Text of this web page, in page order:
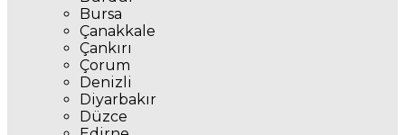
Bursa
Çanakkale
Çankırı
Çorum
Denizli
Diyarbakır
Düzce